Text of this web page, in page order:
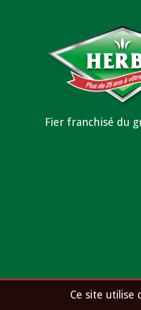
Ce site utilise
Fier franchisé du